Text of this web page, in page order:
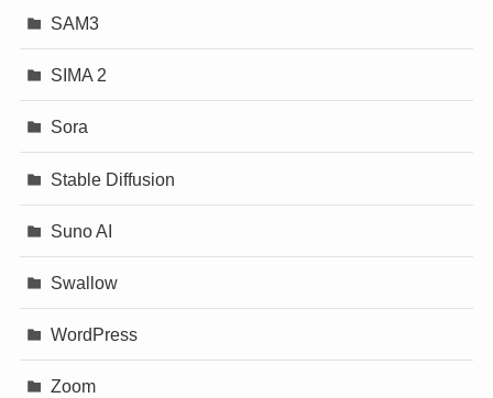
SAM3
SIMA 2
Sora
Stable Diffusion
Suno AI
Swallow
WordPress
Zoom